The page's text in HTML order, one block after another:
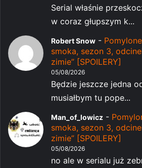
Serial właśnie
w coraz głupszym k...
Robert Snow -
smoka, sezon 3,
zimie” [SPOILERY]
05/08/2026
Będzie jeszcze jedna
musiałbym tu pope...
Man_of_lowicz -
smoka, sezon 3,
zimie” [SPOILERY]
05/08/2026
no ale w serialu już